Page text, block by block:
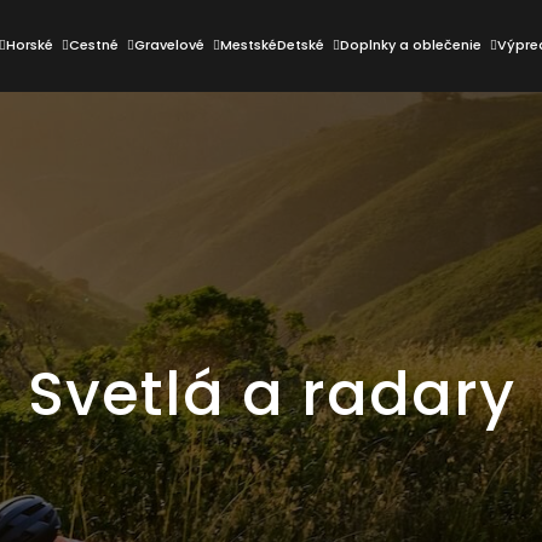
Horské Cestné Gravelové MestskéDetské Doplnky a oblečenie
Svetlá a radary
Odporúčame